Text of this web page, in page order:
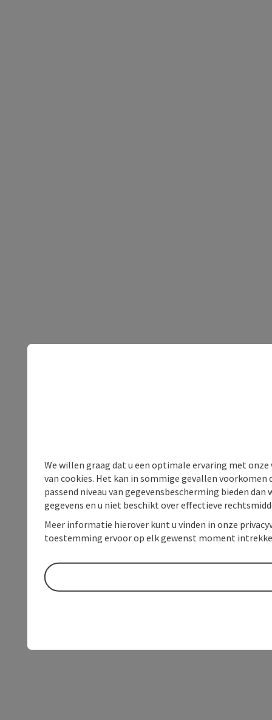
We willen graag dat u een optimale ervaring met
van cookies. Het kan in sommige gevallen voorkomen
passend niveau van gegevensbescherming bieden
gegevens en u niet beschikt over effectieve
Meer informatie hierover kunt u vinden in onze
toestemming ervoor op elk gewenst moment